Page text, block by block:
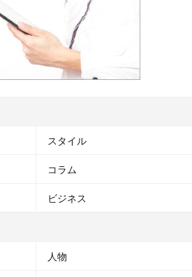
スタイル
コラム
ビジネス
人物